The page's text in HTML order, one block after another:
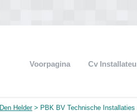
Voorpagina Cv
Den Helder> PBK BV Technische Installaties